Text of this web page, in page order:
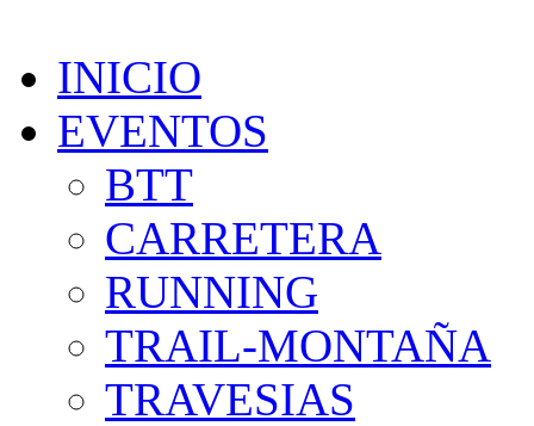
INICIO
EVENTOS
BTT
CARRETERA
RUNNING
TRAIL-MONTAÑA
TRAVESIAS